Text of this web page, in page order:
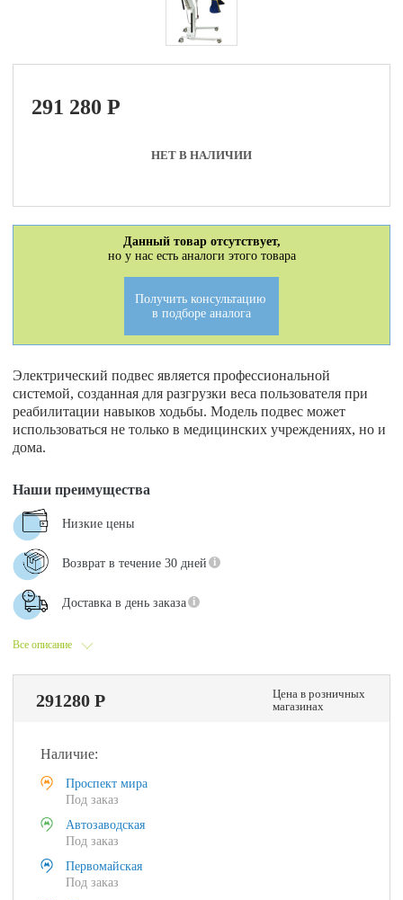
291 280P
НЕТ В НАЛИЧИИ
Данный товар отсутствует,
но у нас есть аналоги этого товара
Получить консультацию
в подборе аналога
Электрический подвес является профессиональной
системой, созданная для разгрузки веса пользователя при
реабилитации навыков ходьбы. Модель подвес может
использоваться не только в медицинских учреждениях, но и
дома.
Все описание
Наши преимущества
Низкие цены
Возврат в течение 30 дней
Доставка в день заказа
291280 Р
Цена в розничных
магазинах
Наличие:
Проспект мира
Под заказ
Автозаводская
Под заказ
Первомайская
Под заказ